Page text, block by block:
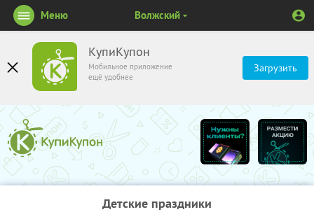
КупиКупон
Мобильное приложение
ещё удобнее
Загрузить
Меню Волжский
Детские праздники